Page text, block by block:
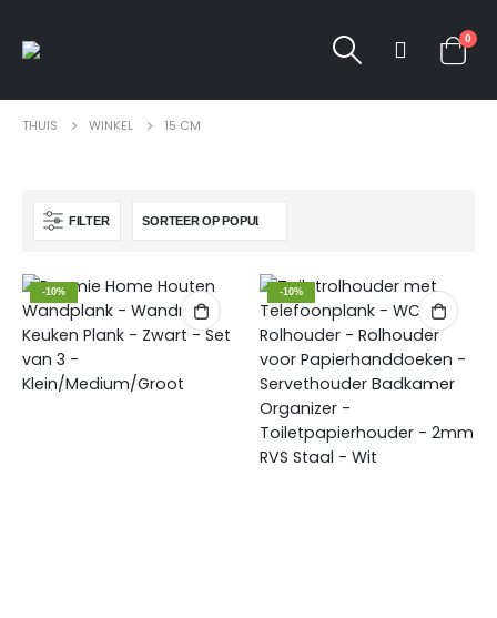
0
THUIS WINKEL 15 CM
FILTER
-10% -10%